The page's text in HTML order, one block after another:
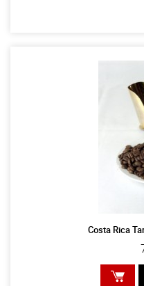
Costa Rica